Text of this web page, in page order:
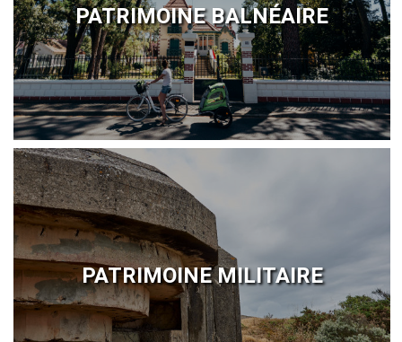
PATRIMOINE BALNÉAIRE
PATRIMOINE MILITAIRE